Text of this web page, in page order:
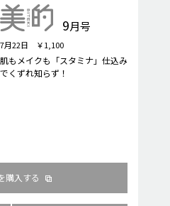
9月号
7月22日 ￥1,100
肌もメイクも「スタミナ」仕込み
でくずれ知らず！
購入する